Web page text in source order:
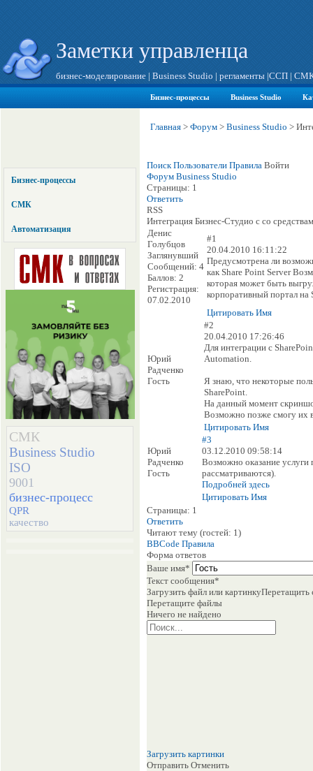
Заметки управленца
бизнес-моделирование | Business Studio | регламенты |ССП |
Бизнес-процессы Business Studio
Бизнес-процессы
СМК
Автоматизация
СМК
Business Studio
ISO
9001
бизнес-процесс
QPR
качество
Главная > Форум > Business Studio >
Поиск Пользователи Правила Войти
Форум Business Studio
Страницы: 1
Ответить
RSS
Интеграция Бизнес-Студио с со
Денис
Голубцов
Заглянувший
Сообщений: 4
Баллов: 2
Регистрация:
07.02.2010
#1
20.04.2010 16:11:22
Предусмотрена ли
как Share Point Server
которая может быть
корпоративный портал на
Цитировать Имя
Юрий
Радченко
Гость
#2
20.04.2010 17:26:46
Для интеграции с
Automation.
Я знаю, что некоторые
SharePoint.
На данный момент
Возможно позже смогу их
Цитировать Имя
Юрий
Радченко
Гость
#3
03.12.2010 09:58:14
Возможно оказание
рассматриваются).
Подробней здесь
Цитировать Имя
Страницы: 1
Ответить
Читают тему (гостей: 1)
BBCode Правила
Форма ответов
Ваше имя*
Текст сообщения*
Загрузить файл или картинкуПеретащить
Перетащите файлы
Ничего не найдено
Загрузить картинки
Отправить Отменить